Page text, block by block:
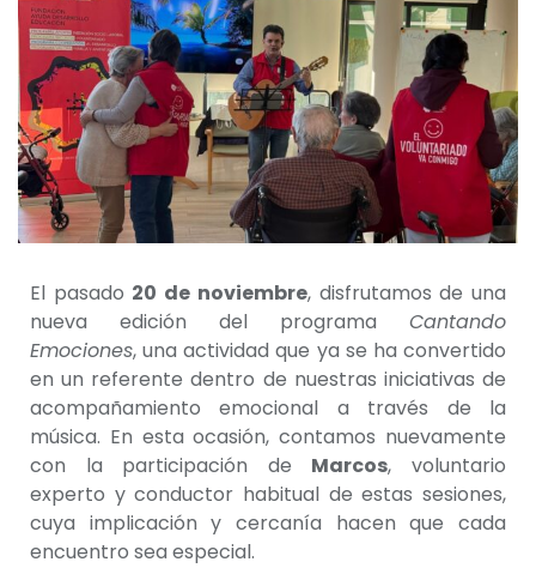
El pasado 20 de noviembre, disfrutamos de una
nueva edición del programa Cantando
Emociones, una actividad que ya se ha convertido
en un referente dentro de nuestras iniciativas de
acompañamiento emocional a través de la
música. En esta ocasión, contamos nuevamente
con la participación de Marcos, voluntario
experto y conductor habitual de estas sesiones,
cuya implicación y cercanía hacen que cada
encuentro sea especial.